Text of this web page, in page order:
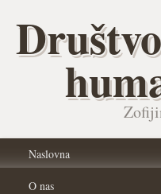
Naslovna
O nas